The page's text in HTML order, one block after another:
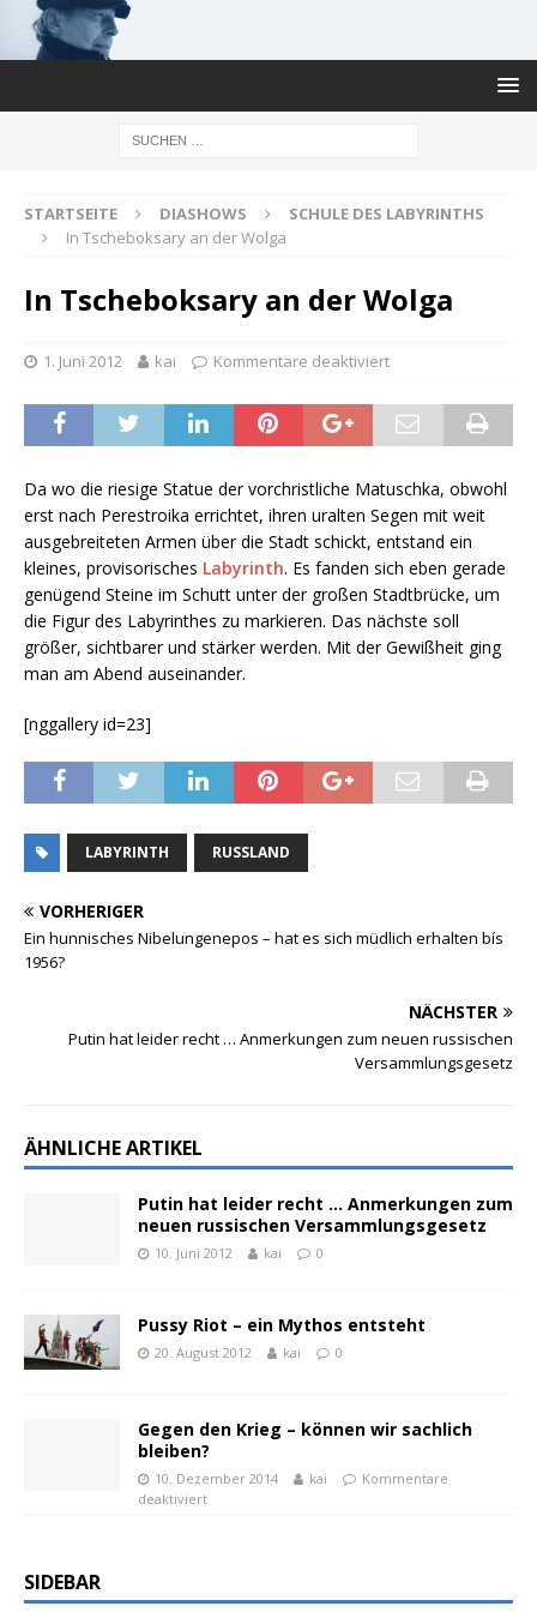
STARTSEITE DIASHOWS
SCHULE DES LABYRINTHS
In Tscheboksary an der Wolga
In Tscheboksary an der Wolga
1. Juni 2012 kai Kommentare deaktiviert
Da wo die riesige Statue der vorchristliche Matuschka, obwohl
erst nach Perestroika errichtet, ihren uralten Segen mit weit
ausgebreiteten Armen über die Stadt schickt, entstand ein
kleines, provisorisches Labyrinth. Es fanden sich eben gerade
genügend Steine im Schutt unter der großen Stadtbrücke, um
die Figur des Labyrinthes zu markieren. Das nächste soll
größer, sichtbarer und stärker werden. Mit der Gewißheit ging
man am Abend auseinander.
[nggallery id=23]
LABYRINTH RUSSLAND
VORHERIGER
Ein hunnisches Nibelungenepos – hat es sich müdlich erhalten bís
1956?
NÄCHSTER
Putin hat leider recht … Anmerkungen zum neuen russischen
Versammlungsgesetz
ÄHNLICHE ARTIKEL
Putin hat leider recht … Anmerkungen zum
neuen russischen Versammlungsgesetz
10. Juni 2012 kai 0
Pussy Riot – ein Mythos entsteht
20. August 2012 kai 0
Gegen den Krieg – können wir sachlich
bleiben?
10. Dezember 2014 kai
Kommentare
deaktiviert
SIDEBAR